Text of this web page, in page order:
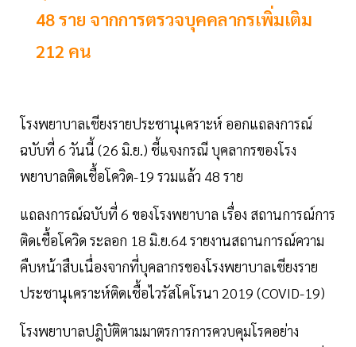
48 ราย จากการตรวจบุคคลากรเพิ่มเติม
212 คน
โรงพยาบาลเชียงรายประชานุเคราะห์ ออกแถลงการณ์
ฉบับที่ 6 วันนี้ (26 มิ.ย.) ชี้แจงกรณี บุคลากรของโรง
พยาบาลติดเชื้อโควิด-19 รวมแล้ว 48 ราย
แถลงการณ์ฉบับที่ 6 ของโรงพยาบาล เรื่อง สถานการณ์การ
ติดเชื้อโควิด ระลอก 18 มิ.ย.64 รายงานสถานการณ์ความ
คืบหน้าสืบเนื่องจากที่บุคลากรของโรงพยาบาลเชียงราย
ประชานุเคราะห์ติดเชื้อไวรัสโคโรนา 2019 (COVID-19)
โรงพยาบาลปฎิบัติตามมาตรการการควบคุมโรคอย่าง